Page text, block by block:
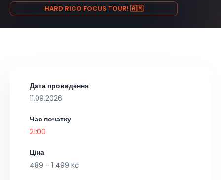
HARD RICO FOCUS TOUR! 🇦🇲
Дата проведення
11.09.2026
Час початку
21:00
Ціна
489 - 1 499 Kč